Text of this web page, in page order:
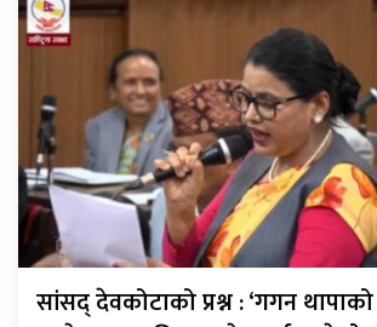
सांसद् देवकोटाको प्रश्न : ‘गगन